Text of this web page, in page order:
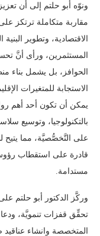
ونوّه أبو حلتم إلى أن
مقاربة متكاملة ترتكز
الاقتصادية، وتطوير
المستثمرين، ورأى أنَّ
الحوافز، بل يشمل بناء
الاستجابة للمتغيرات
يمكن أن تكون أحد أهم
بالتكنولوجيا، وتوسيع
على التَّخصُّصيَّة، مما يتيح
قادرة على استقطاب
مستدامة.
وركَّز الدكتور أبو حلتم
تحقِّق قفزات تنمويَّة، ودعا
المتخصصة وانشاء عناقيد